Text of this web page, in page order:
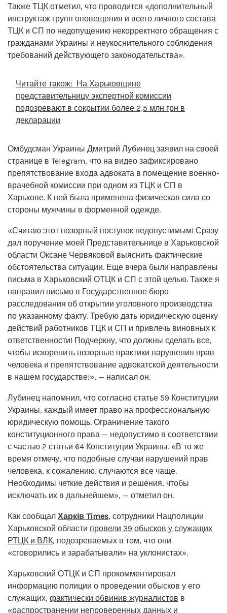
Также ТЦК отметил, что проводится «дополнительный
инструктаж групп оповещения и всего личного состава
ТЦК и СП по недопущению некорректного обращения с
гражданами Украины и неукоснительного соблюдения
требований действующего законодательства».
Читайте також: На Харьковщине
представительницу экспертной комиссии
подозревают в сокрытии более 2,5 млн грн в
декларации
Омбудсман Украины Дмитрий Лубинец заявил на своей
странице в Telegram, что на видео зафиксировано
препятствование входа адвоката в помещение военно-
врачебной комиссии при одном из ТЦК и СП в
Харькове. К ней была применена физическая сила со
стороны мужчины в форменной одежде.
«Считаю этот позорный поступок недопустимым! Сразу
дал поручение моей Представительнице в Харьковской
области Оксане Червяковой выяснить фактические
обстоятельства ситуации. Еще вчера были направлены
письма в Харьковский ОТЦК и СП с этой целью. Также я
направил письмо в Государственное бюро
расследования об открытии уголовного производства
по указанному факту. Требую дать юридическую оценку
действий работников ТЦК и СП и привлечь виновных к
ответственности! Подчеркну, что должны сделать все,
чтобы искоренить позорные практики нарушения прав
человека и препятствование адвокатской деятельности
в нашем государстве!», — написал он.
Лубинец напомнил, что согласно статье 59 Конституции
Украины, каждый имеет право на профессиональную
юридическую помощь. Ограничение такого
конституционного права — недопустимо в соответствии
с частью 2 статьи 64 Конституции Украины. «В то же
время отмечу, что подобные случаи нарушений прав
человека, к сожалению, случаются все чаще.
Необходимы четкие действия и решения, чтобы
исключать их в дальнейшем», — отметил он.
Как сообщал Харків Times, сотрудники Нацполиции
Харьковской области провели 39 обысков у служащих
РТЦК и ВЛК, подозреваемых в том, что они
«сговорились и зарабатывали» на уклонистах».
Харьковский ОТЦК и СП прокомментировал
информацию полиции о проведении обысков у его
служащих, фактически обвинив журналистов в
«распространении непроверенных данных и